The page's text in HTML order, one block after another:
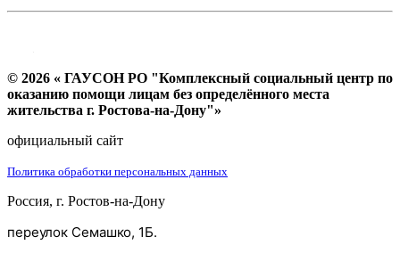
© 2026 « ГАУСОН РО "Комплексный социальный центр по
оказанию помощи лицам без определённого места
жительства г. Ростова-на-Дону"»
официальный сайт
Политика обработки персональных данных
Россия, г. Ростов-на-Дону
переулок Семашко, 1Б.